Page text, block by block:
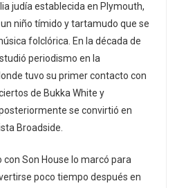
judía establecida en Plymouth,
niño tímido y tartamudo que se
folclórica. En la década de
periodismo en la
tuvo su primer contacto con
de Bukka White y
se convirtió en
Broadside.
con Son House lo marcó para
poco tiempo después en